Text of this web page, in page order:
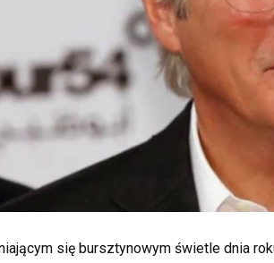
się bursztynowym świetle dnia